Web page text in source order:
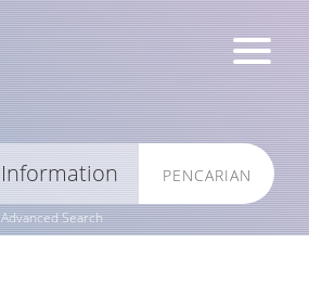
PENCARIAN
Advanced Search